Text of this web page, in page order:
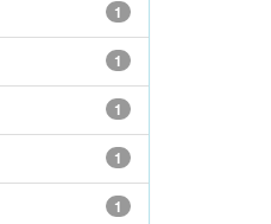
1
1
1
1
1